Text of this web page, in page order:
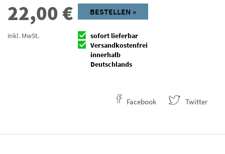
22,00€
inkl. MwSt.
BESTELLEN »
sofort lieferbar
Versandkostenfrei
innerhalb
Deutschlands
Facebook Twitter